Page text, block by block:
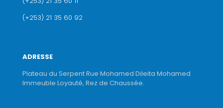
(+253) 21 35 60 92
ADRESSE
Plateau du Serpent Rue Mohamed Dileita Mohamed
Immeuble Loyauté, Rez de Chaussée.